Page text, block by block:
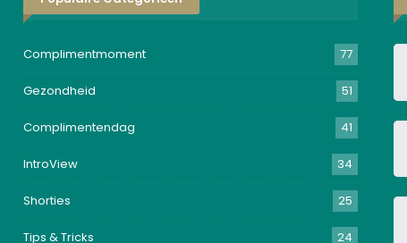
Complimentmoment 77
Gezondheid 51
Complimentendag 41
IntroView 34
Shorties 25
Tips & Tricks 24